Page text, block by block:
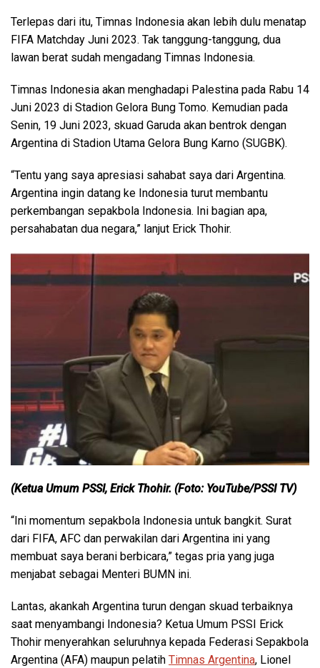
Terlepas dari itu, Timnas Indonesia akan lebih dulu menatap
FIFA Matchday Juni 2023. Tak tanggung-tanggung, dua
lawan berat sudah mengadang Timnas Indonesia.
Timnas Indonesia akan menghadapi Palestina pada Rabu 14
Juni 2023 di Stadion Gelora Bung Tomo. Kemudian pada
Senin, 19 Juni 2023, skuad Garuda akan bentrok dengan
Argentina di Stadion Utama Gelora Bung Karno (SUGBK).
“Tentu yang saya apresiasi sahabat saya dari Argentina.
Argentina ingin datang ke Indonesia turut membantu
perkembangan sepakbola Indonesia. Ini bagian apa,
persahabatan dua negara,” lanjut Erick Thohir.
(Ketua Umum PSSI, Erick Thohir. (Foto: YouTube/PSSI TV)
“Ini momentum sepakbola Indonesia untuk bangkit. Surat
dari FIFA, AFC dan perwakilan dari Argentina ini yang
membuat saya berani berbicara,” tegas pria yang juga
menjabat sebagai Menteri BUMN ini.
Lantas, akankah Argentina turun dengan skuad terbaiknya
saat menyambangi Indonesia? Ketua Umum PSSI Erick
Thohir menyerahkan seluruhnya kepada Federasi Sepakbola
Argentina (AFA) maupun pelatih Timnas Argentina, Lionel